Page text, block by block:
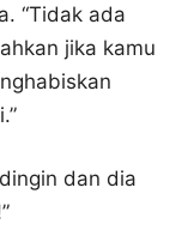
“Tidak ada
jika kamu
dan dia